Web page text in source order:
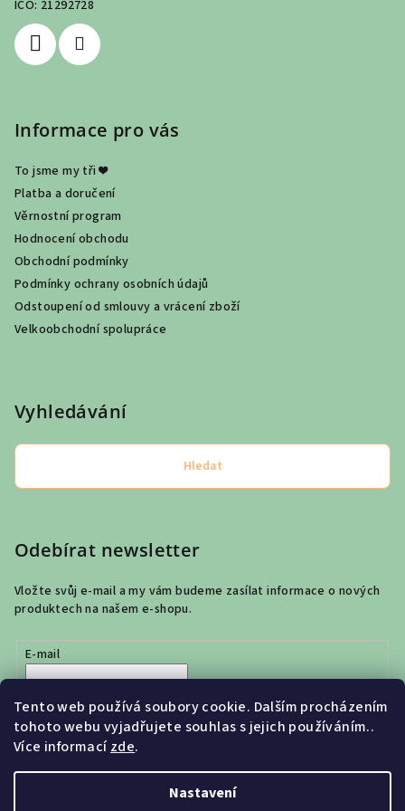
Tento web používá soubory cookie. Dalším procházením
tohoto webu vyjadřujete souhlas s jejich používáním..
Více informacízde.
Nastavení
IČO: 21292728
Informace pro vás
To jsme my tři ❤
Platba a doručení
Věrnostní program
Hodnocení obchodu
Obchodní podmínky
Podmínky ochrany osobních údajů
Odstoupení od smlouvy a vrácení zboží
Velkoobchodní spolupráce
Vyhledávání
Hledat
Odebírat newsletter
Vložte svůj e-mail a my vám budeme zasílat informace o nových
produktech na našem e-shopu.
E-mail
údajů
Přihlásit se